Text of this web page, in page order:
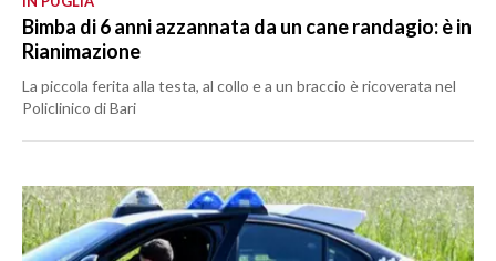
Bimba di 6 anni azzannata da un cane randagio: è in
Rianimazione
La piccola ferita alla testa, al collo e a un braccio è ricoverata nel
Policlinico di Bari